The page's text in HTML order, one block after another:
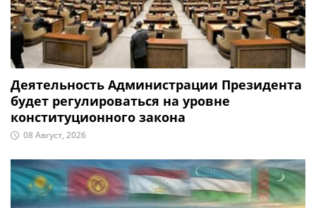
Деятельность Администрации Президента
будет регулироваться на уровне
конституционного закона
08 Август, 2026